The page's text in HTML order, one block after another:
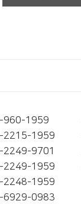
1959
1959
9701
1959
1959
0983